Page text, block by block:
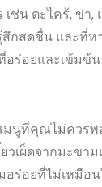
เช่น ตะไคร้, ข่า
กสดชื่น และที่ห
อร่อยและเข้มข้น
มนูที่คุณไม่ควรพ
วเผ็ดจากมะขา
ร่อยที่ไม่เหมือน